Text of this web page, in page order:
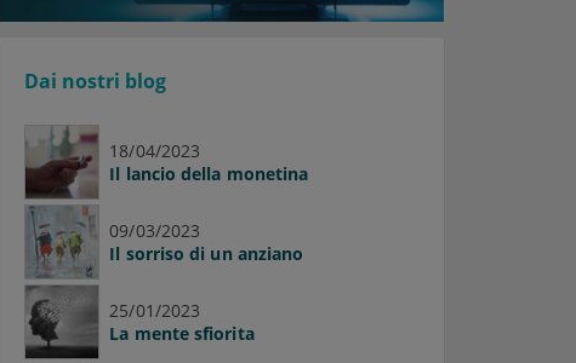
Dai nostri blog
18/04/2023
Il lancio della monetina
09/03/2023
Il sorriso di un anziano
25/01/2023
La mente sfiorita